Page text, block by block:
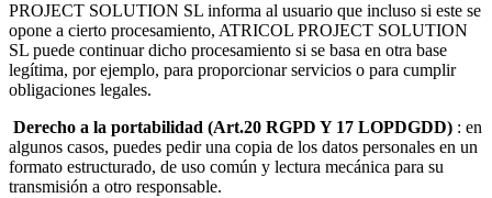
PROJECT SOLUTION SL informa al usuario que incluso si este se
opone a cierto procesamiento, ATRICOL PROJECT SOLUTION
SL puede continuar dicho procesamiento si se basa en otra base
legítima, por ejemplo, para proporcionar servicios o para cumplir
obligaciones legales.
Derecho a la portabilidad (Art.20 RGPD Y 17 LOPDGDD) : en
algunos casos, puedes pedir una copia de los datos personales en un
formato estructurado, de uso común y lectura mecánica para su
transmisión a otro responsable.